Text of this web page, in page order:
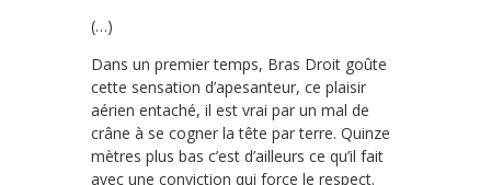
(…)
Dans un premier temps, Bras Droit goûte
cette sensation d’apesanteur, ce plaisir
aérien entaché, il est vrai par un mal de
crâne à se cogner la tête par terre. Quinze
mètres plus bas c’est d’ailleurs ce qu’il fait
avec une conviction qui force le respect.